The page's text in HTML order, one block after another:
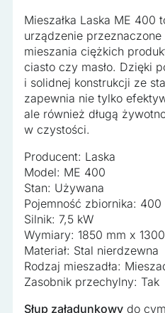
Mieszałka Laska ME 400
urządzenie
mieszania ciężkich
ciasto czy masło. Dzięki
i solidnej konstrukcji ze
zapewnia nie tylko
ale również długą
w czystości.
Producent: Laska
Model: ME 400
Stan: Używana
Pojemność zbiornika:
Silnik: 7,5 kW
Wymiary: 1850 mm x
Materiał: Stal nierdzewna
Rodzaj mieszadła:
Zasobnik przechylny: Tak
Słup załadunkowy do